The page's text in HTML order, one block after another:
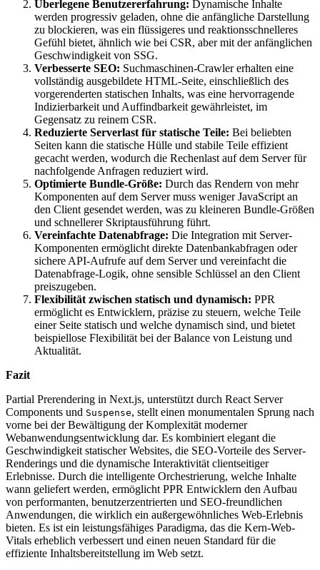
Überlegene Benutzererfahrung: Dynamische Inhalte
werden progressiv geladen, ohne die anfängliche Darstellung
zu blockieren, was ein flüssigeres und reaktionsschnelleres
Gefühl bietet, ähnlich wie bei CSR, aber mit der anfänglichen
Geschwindigkeit von SSG.
Verbesserte SEO: Suchmaschinen-Crawler erhalten eine
vollständig ausgebildete HTML-Seite, einschließlich des
vorgerenderten statischen Inhalts, was eine hervorragende
Indizierbarkeit und Auffindbarkeit gewährleistet, im
Gegensatz zu reinem CSR.
Reduzierte Serverlast für statische Teile: Bei beliebten
Seiten kann die statische Hülle und stabile Teile effizient
gecacht werden, wodurch die Rechenlast auf dem Server für
nachfolgende Anfragen reduziert wird.
Optimierte Bundle-Größe: Durch das Rendern von mehr
Komponenten auf dem Server muss weniger JavaScript an
den Client gesendet werden, was zu kleineren Bundle-Größen
und schnellerer Skriptausführung führt.
Vereinfachte Datenabfrage: Die Integration mit Server-
Komponenten ermöglicht direkte Datenbankabfragen oder
sichere API-Aufrufe auf dem Server und vereinfacht die
Datenabfrage-Logik, ohne sensible Schlüssel an den Client
preiszugeben.
Flexibilität zwischen statisch und dynamisch: PPR
ermöglicht es Entwicklern, präzise zu steuern, welche Teile
einer Seite statisch und welche dynamisch sind, und bietet
beispiellose Flexibilität bei der Balance von Leistung und
Aktualität.
Fazit
Partial Prerendering in Next.js, unterstützt durch React Server
Components und Suspense, stellt einen monumentalen Sprung nach
vorne bei der Bewältigung der Komplexität moderner
Webanwendungsentwicklung dar. Es kombiniert elegant die
Geschwindigkeit statischer Websites, die SEO-Vorteile des Server-
Renderings und die dynamische Interaktivität clientseitiger
Erlebnisse. Durch die intelligente Orchestrierung, welche Inhalte
wann geliefert werden, ermöglicht PPR Entwicklern den Aufbau
von performanten, benutzerzentrierten und SEO-freundlichen
Anwendungen, die wirklich ein außergewöhnliches Web-Erlebnis
bieten. Es ist ein leistungsfähiges Paradigma, das die Kern-Web-
Vitals erheblich verbessert und einen neuen Standard für die
effiziente Inhaltsbereitstellung im Web setzt.